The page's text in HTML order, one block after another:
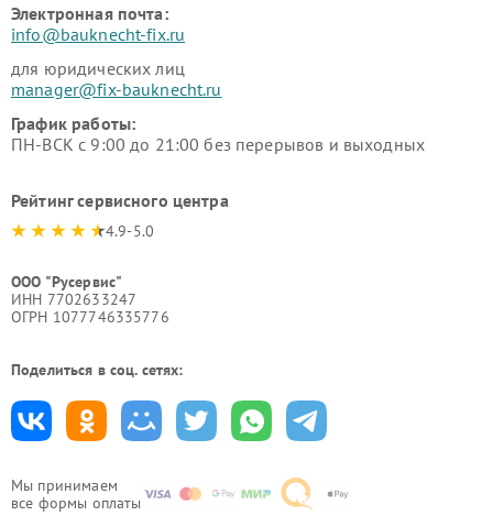
Мы принимаем
все формы оплаты
Электронная почта:
info@bauknecht-fix.ru
для юридических лиц
manager@fix-bauknecht.ru
График работы:
ПН-ВСК с 9:00 до 21:00 без перерывов и выходных
Рейтинг сервисного центра
4.9-5.0
ООО "Русервис"
ИНН 7702633247
ОГРН 1077746335776
Поделиться в соц. сетях: